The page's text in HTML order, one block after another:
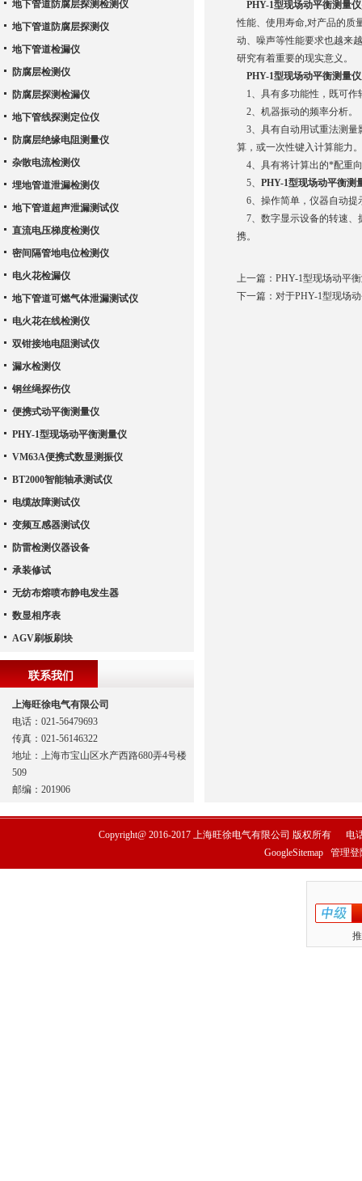
PHY-1型现场动平衡测量仪
性能、使用寿命,对产品的质
动、噪声等性能要求也越来
研究有着重要的现实意义。
PHY-1型现场动平衡测量仪
1、具有多功能性，既可作
2、机器振动的频率分析。
3、具有自动用试重法测量
算，或一次性键入计算能力。
4、具有将计算出的*配重
5、 PHY-1型现场动平衡测
6、操作简单，仪器自动提
7、数字显示设备的转速、
携。
上一篇： PHY-1型现场动平
下一篇： 对于PHY-1型现场
地下管道防腐层探测检测仪
地下管道防腐层探测仪
地下管道检漏仪
防腐层检测仪
防腐层探测检漏仪
地下管线探测定位仪
防腐层绝缘电阻测量仪
杂散电流检测仪
埋地管道泄漏检测仪
地下管道超声泄漏测试仪
直流电压梯度检测仪
密间隔管地电位检测仪
电火花检漏仪
地下管道可燃气体泄漏测试仪
电火花在线检测仪
双钳接地电阻测试仪
漏水检测仪
钢丝绳探伤仪
便携式动平衡测量仪
PHY-1型现场动平衡测量仪
VM63A便携式数显测振仪
BT2000智能轴承测试仪
电缆故障测试仪
变频互感器测试仪
防雷检测仪器设备
承装修试
无纺布熔喷布静电发生器
数显相序表
AGV刷板刷块
联系我们
上海旺徐电气有限公司
电话：021-56479693
传真：021-56146322
地址：上海市宝山区水产西路680弄4号楼
509
邮编：201906
Copyright@ 2016-2017 上海旺徐电气有限公司 版权所有 电
GoogleSitemap
管理登